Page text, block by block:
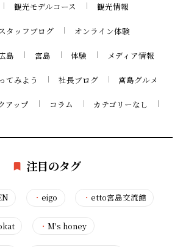
観光モデルコース 観光情報
タッフブログ オンライン体験
島 宮島 体験 メディア情報
てみよう 社長ブログ 宮島グルメ
アップ コラム カテゴリーなし
注目のタグ
・eigo ・ etto宮島交流館
・M's honey